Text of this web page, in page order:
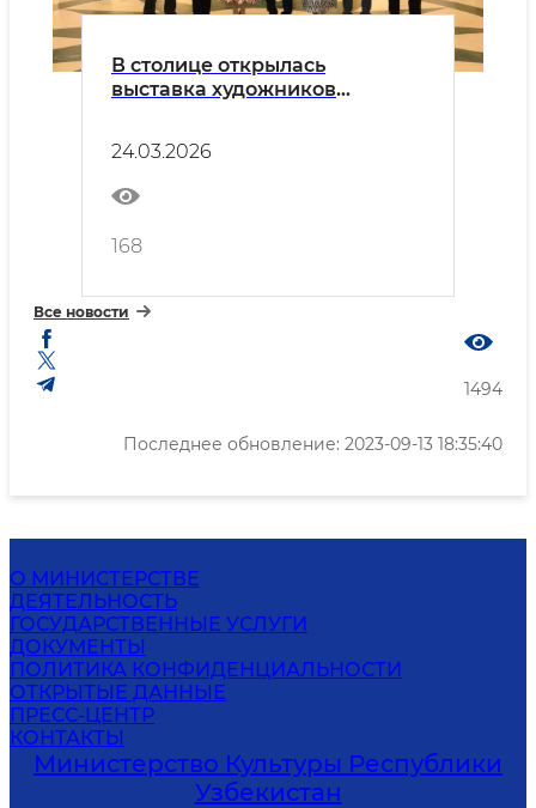
В столице открылась
выставка художников
24.03.2026
168
Все новости
1494
Последнее обновление: 2023-09-13 18:35:40
О МИНИСТЕРСТВЕ
ДЕЯТЕЛЬНОСТЬ
ГОСУДАРСТВЕННЫЕ УСЛУГИ
ДОКУМЕНТЫ
ПОЛИТИКА КОНФИДЕНЦИАЛЬНОСТИ
ОТКРЫТЫЕ ДАННЫЕ
ПРЕСС-ЦЕНТР
КОНТАКТЫ
Министерство Культуры Республики
Узбекистан